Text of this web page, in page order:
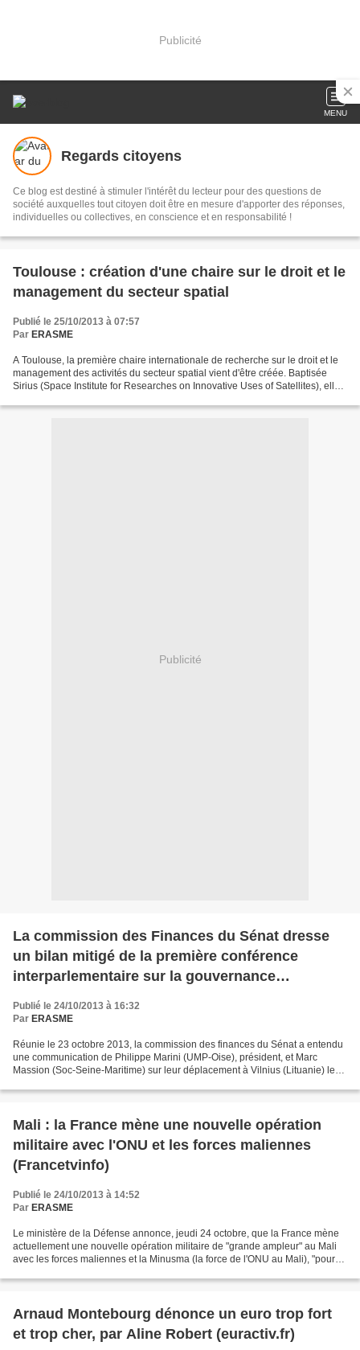
Publicité
MENU
Regards citoyens
Ce blog est destiné à stimuler l'intérêt du lecteur pour des questions de
société auxquelles tout citoyen doit être en mesure d'apporter des réponses,
individuelles ou collectives, en conscience et en responsabilité !
Toulouse : création d'une chaire sur le droit et le
management du secteur spatial
Publié le 25/10/2013 à 07:57
Par ERASME
A Toulouse, la première chaire internationale de recherche sur le droit et le
management des activités du secteur spatial vient d'être créée. Baptisée
Sirius (Space Institute for Researches on Innovative Uses of Satellites), elle
Publicité
La commission des Finances du Sénat dresse
un bilan mitigé de la première conférence
interparlementaire sur la gouvernance
économique et financière de l'Union européenne
Publié le 24/10/2013 à 16:32
Par ERASME
Réunie le 23 octobre 2013, la commission des finances du Sénat a entendu
une communication de Philippe Marini (UMP-Oise), président, et Marc
Massion (Soc-Seine-Maritime) sur leur déplacement à Vilnius (Lituanie) les
Mali : la France mène une nouvelle opération
militaire avec l'ONU et les forces maliennes
(Francetvinfo)
Publié le 24/10/2013 à 14:52
Par ERASME
Le ministère de la Défense annonce, jeudi 24 octobre, que la France mène
actuellement une nouvelle opération militaire de "grande ampleur" au Mali
avec les forces maliennes et la Minusma (la force de l'ONU au Mali), "pour
Arnaud Montebourg dénonce un euro trop fort
et trop cher, par Aline Robert (euractiv.fr)